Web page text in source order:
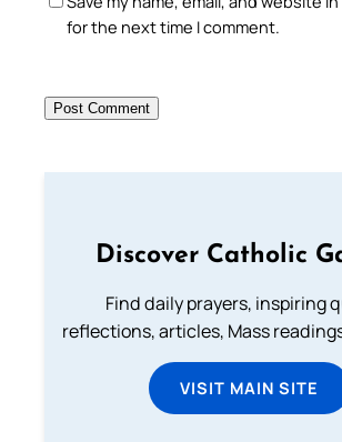
for the next time I comment.
Discover Catholic
Find daily prayers, inspiring
reflections, articles, Mass
VISIT MAIN SITE